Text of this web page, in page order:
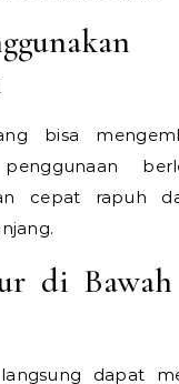
bisa
cepat rapuh
di
dapat